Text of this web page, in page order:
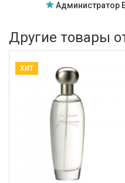
Администратор
Другие товары
ХИТ